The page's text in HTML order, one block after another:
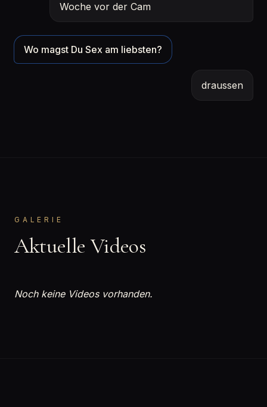
Woche vor der Cam
Wo magst Du Sex am liebsten?
draussen
GALERIE
Aktuelle Videos
Noch keine Videos vorhanden.